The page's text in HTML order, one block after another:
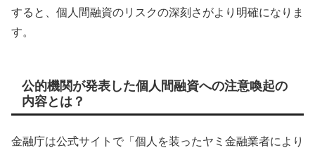
すると、個人間融資のリスクの深刻さがより明確になりま
す。
公的機関が発表した個人間融資への注意喚起の
内容とは？
金融庁は公式サイトで「個人を装ったヤミ金融業者により